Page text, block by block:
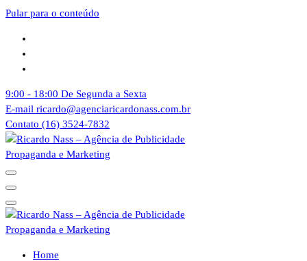
Pular para o conteúdo
9:00 - 18:00 De Segunda a Sexta
E-mail ricardo@agenciaricardonass.com.br
Contato (16) 3524-7832
cidade de Sertãozinho, Ribeirão Preto e todo o Brasil
Agência de Publicidade Ricardo Nass. Empresa especializadas em
Home